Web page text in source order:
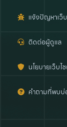
แจ้งปัญหาเว็
ติดต่อผู้ดูแล
นโยบายเว็บไ
คำถามที่พบบ่